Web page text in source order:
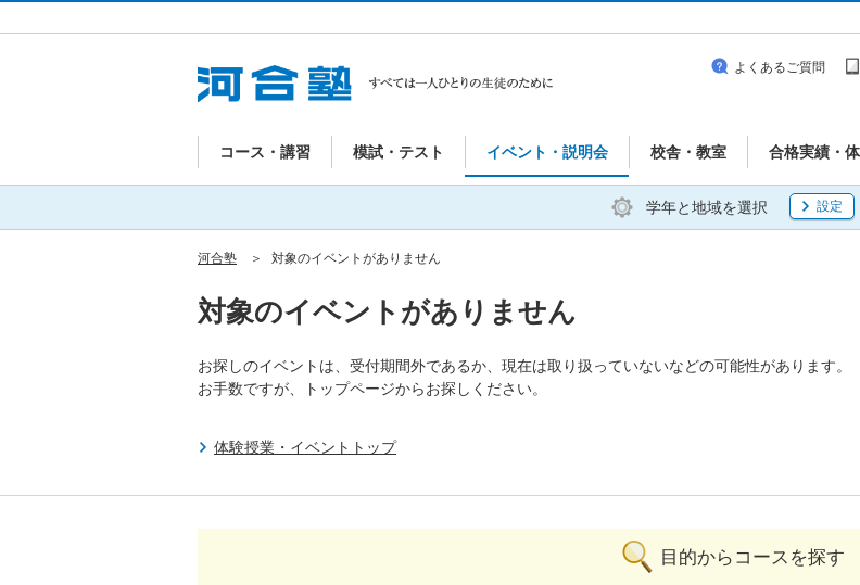
コース・講習 模試・テスト イベント・説明会 校舎・教室 合格実績・
よくあるご質問
学年と地域を選択 設定
河合塾 対象のイベントがありません
対象のイベントがありません
お探しのイベントは、受付期間外であるか、現在は取り扱っていないなどの可能性があります。
お手数ですが、トップページからお探しください。
体験授業・イベントトップ
目的からコースを探す